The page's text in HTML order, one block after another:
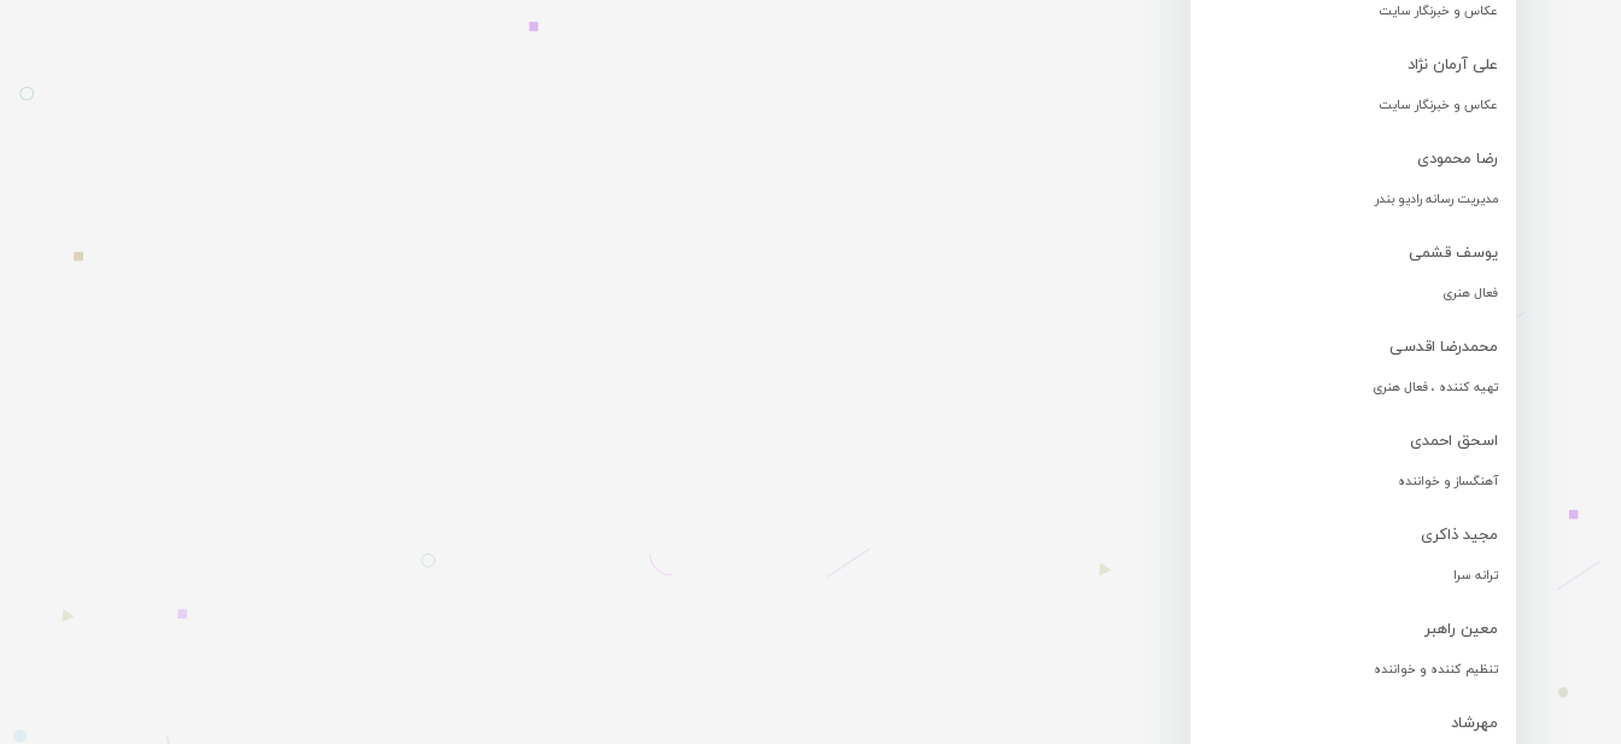
عکاس و خبرنگار سایت
علی آرمان نژاد
عکاس و خبرنگار سایت
رضا محمودی
مدیریت رسانه رادیو بندر
یوسف قشمی
فعال هنری
محمدرضا اقدسی
تهیه کننده ، فعال هنری
اسحق احمدی
آهنگساز و خواننده
مجید ذاکری
ترانه سرا
معین راهبر
تنظیم کننده و خواننده
مهرشاد